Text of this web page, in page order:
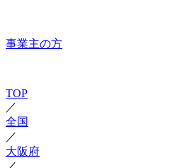
事業主の方
TOP
／
全国
／
大阪府